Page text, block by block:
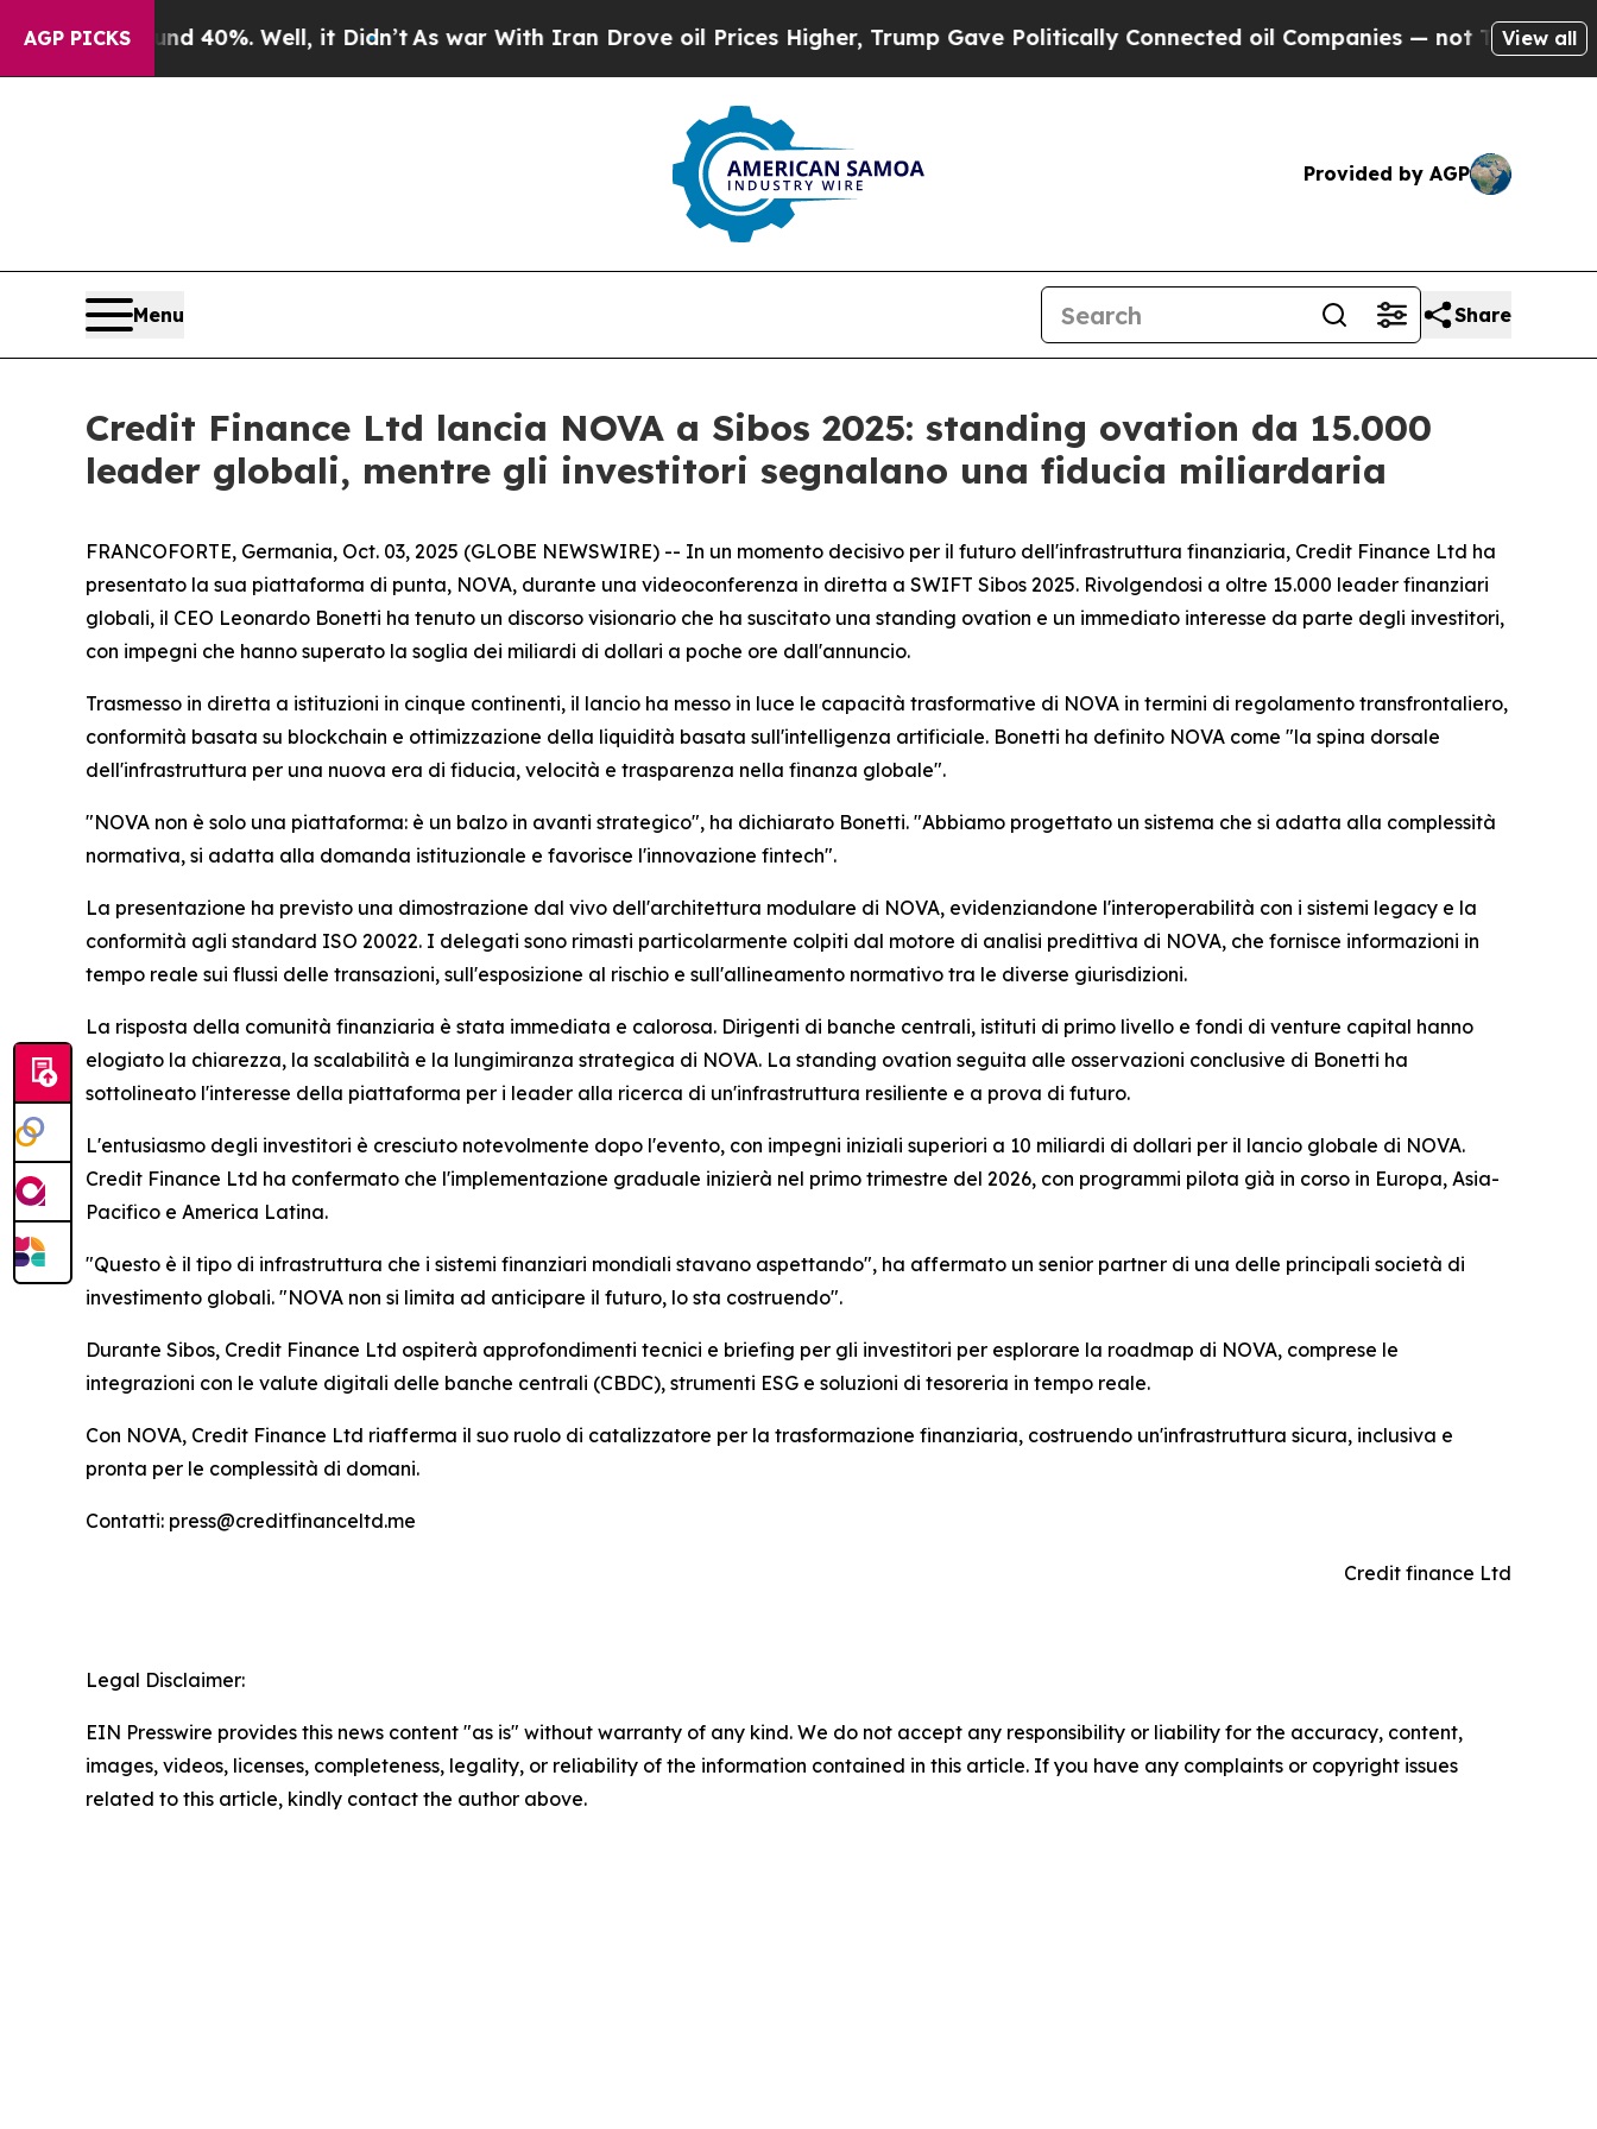
AGP PICKS
Around 40%. Well, it Didn’tAs war With Iran Drove oil Prices Higher, Trump Gave Politically Connected oil Companies — not Taxpayers —
View all
Provided by AGP
Menu Share
Credit Finance Ltd lancia NOVA a Sibos 2025: standing ovation da 15.000
leader globali, mentre gli investitori segnalano una fiducia miliardaria
FRANCOFORTE, Germania, Oct. 03, 2025 (GLOBE NEWSWIRE) -- In un momento decisivo per il futuro dell'infrastruttura finanziaria, Credit Finance Ltd ha
presentato la sua piattaforma di punta, NOVA, durante una videoconferenza in diretta a SWIFT Sibos 2025. Rivolgendosi a oltre 15.000 leader finanziari
globali, il CEO Leonardo Bonetti ha tenuto un discorso visionario che ha suscitato una standing ovation e un immediato interesse da parte degli investitori,
con impegni che hanno superato la soglia dei miliardi di dollari a poche ore dall'annuncio.
Trasmesso in diretta a istituzioni in cinque continenti, il lancio ha messo in luce le capacità trasformative di NOVA in termini di regolamento transfrontaliero,
conformità basata su blockchain e ottimizzazione della liquidità basata sull'intelligenza artificiale. Bonetti ha definito NOVA come "la spina dorsale
dell'infrastruttura per una nuova era di fiducia, velocità e trasparenza nella finanza globale".
"NOVA non è solo una piattaforma: è un balzo in avanti strategico", ha dichiarato Bonetti. "Abbiamo progettato un sistema che si adatta alla complessità
normativa, si adatta alla domanda istituzionale e favorisce l'innovazione fintech".
La presentazione ha previsto una dimostrazione dal vivo dell'architettura modulare di NOVA, evidenziandone l'interoperabilità con i sistemi legacy e la
conformità agli standard ISO 20022. I delegati sono rimasti particolarmente colpiti dal motore di analisi predittiva di NOVA, che fornisce informazioni in
tempo reale sui flussi delle transazioni, sull'esposizione al rischio e sull'allineamento normativo tra le diverse giurisdizioni.
La risposta della comunità finanziaria è stata immediata e calorosa. Dirigenti di banche centrali, istituti di primo livello e fondi di venture capital hanno
elogiato la chiarezza, la scalabilità e la lungimiranza strategica di NOVA. La standing ovation seguita alle osservazioni conclusive di Bonetti ha
sottolineato l'interesse della piattaforma per i leader alla ricerca di un'infrastruttura resiliente e a prova di futuro.
L'entusiasmo degli investitori è cresciuto notevolmente dopo l'evento, con impegni iniziali superiori a 10 miliardi di dollari per il lancio globale di NOVA.
Credit Finance Ltd ha confermato che l'implementazione graduale inizierà nel primo trimestre del 2026, con programmi pilota già in corso in Europa, Asia-
Pacifico e America Latina.
"Questo è il tipo di infrastruttura che i sistemi finanziari mondiali stavano aspettando", ha affermato un senior partner di una delle principali società di
investimento globali. "NOVA non si limita ad anticipare il futuro, lo sta costruendo".
Durante Sibos, Credit Finance Ltd ospiterà approfondimenti tecnici e briefing per gli investitori per esplorare la roadmap di NOVA, comprese le
integrazioni con le valute digitali delle banche centrali (CBDC), strumenti ESG e soluzioni di tesoreria in tempo reale.
Con NOVA, Credit Finance Ltd riafferma il suo ruolo di catalizzatore per la trasformazione finanziaria, costruendo un'infrastruttura sicura, inclusiva e
pronta per le complessità di domani.
Contatti: press@creditfinanceltd.me
Credit finance Ltd
Legal Disclaimer:
EIN Presswire provides this news content "as is" without warranty of any kind. We do not accept any responsibility or liability for the accuracy, content,
images, videos, licenses, completeness, legality, or reliability of the information contained in this article. If you have any complaints or copyright issues
related to this article, kindly contact the author above.